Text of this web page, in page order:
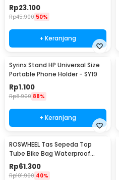
Rp23.100
Rp45.900 50%
+ Keranjang
Syrinx Stand HP Universal Size
Portable Phone Holder - SY19
Rp1.100
Rp8.900 88%
+ Keranjang
ROSWHEEL Tas Sepeda Top
Tube Bike Bag Waterproof
Holder HP 6 Inch - ROS12
Rp61.300
Rp101.900 40%